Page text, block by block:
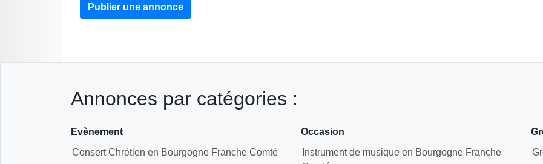
Publier une annonce
Annonces par catégories :
Evènement
Consert Chrétien en Bourgogne Franche Comté
Occasion
Instrument de musique en Bourgogne Franche